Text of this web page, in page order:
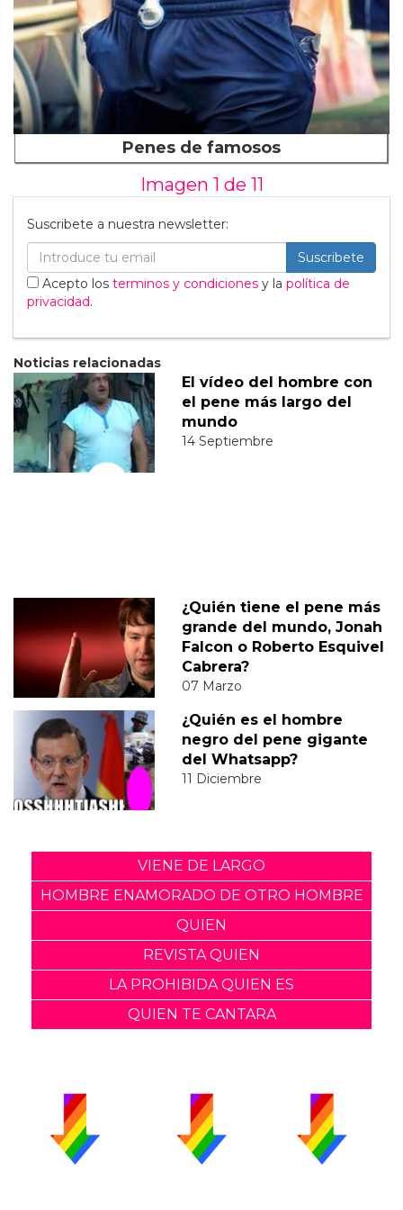
Penes de famosos
Imagen 1 de 11
Suscribete a nuestra newsletter:
Suscribete
Acepto los terminos y condiciones y la política de
privacidad.
Noticias relacionadas
El vídeo del hombre con
el pene más largo del
mundo
14 Septiembre
¿Quién tiene el pene más
grande del mundo, Jonah
Falcon o Roberto Esquivel
Cabrera?
07 Marzo
¿Quién es el hombre
negro del pene gigante
del Whatsapp?
11 Diciembre
VIENE DE LARGO
HOMBRE ENAMORADO DE OTRO HOMBRE
QUIEN
REVISTA QUIEN
LA PROHIBIDA QUIEN ES
QUIEN TE CANTARA